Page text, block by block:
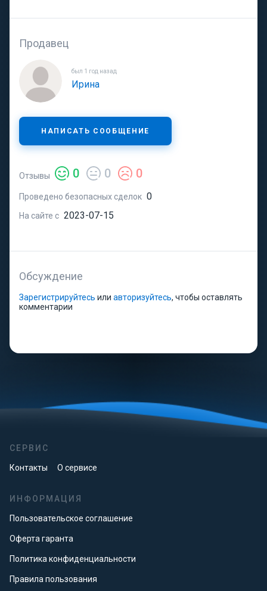
Продавец
был 1 год назад
Ирина
НАПИСАТЬ СООБЩЕНИЕ
Отзывы 0 0 0
Проведено безопасных сделок 0
На сайте с 2023-07-15
Обсуждение
Зарегистрируйтесь или авторизуйтесь, чтобы оставлять
комментарии
СЕРВИС
Контакты О сервисе
ИНФОРМАЦИЯ
Пользовательское соглашение
Оферта гаранта
Политика конфиденциальности
Правила пользования